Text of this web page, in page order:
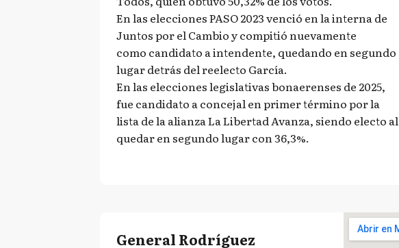
En las elecciones PASO 2023 venció en la interna de
Juntos por el Cambio y compitió nuevamente
como candidato a intendente, quedando en segundo
lugar detrás del reelecto García.
En las elecciones legislativas bonaerenses de 2025,
fue candidato a concejal en primer término por la
lista de la alianza La Libertad Avanza, siendo electo al
quedar en segundo lugar con 36,3%.
General Rodríguez